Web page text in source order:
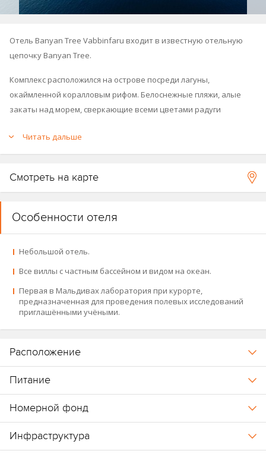
Отель Banyan Tree Vabbinfaru входит в известную отельную
цепочку Banyan Tree.
Комплекс расположился на острове посреди лагуны,
окаймленной коралловым рифом. Белоснежные пляжи, алые
закаты над морем, сверкающие всеми цветами радуги
курортDhawa Ihuru
бесплатный трансфер на катере (время в пути - 5 минут).
Отель открылся в 1995 году.
Читать дальше
Смотреть на карте
Особенности отеля
Небольшой отель.
Все виллы с частным бассейном и видом на океан.
Первая в Мальдивах лаборатория при курорте,
предназначенная для проведения полевых исследований
приглашёнными учёными.
Расположение
Питание
Номерной фонд
Инфраструктура